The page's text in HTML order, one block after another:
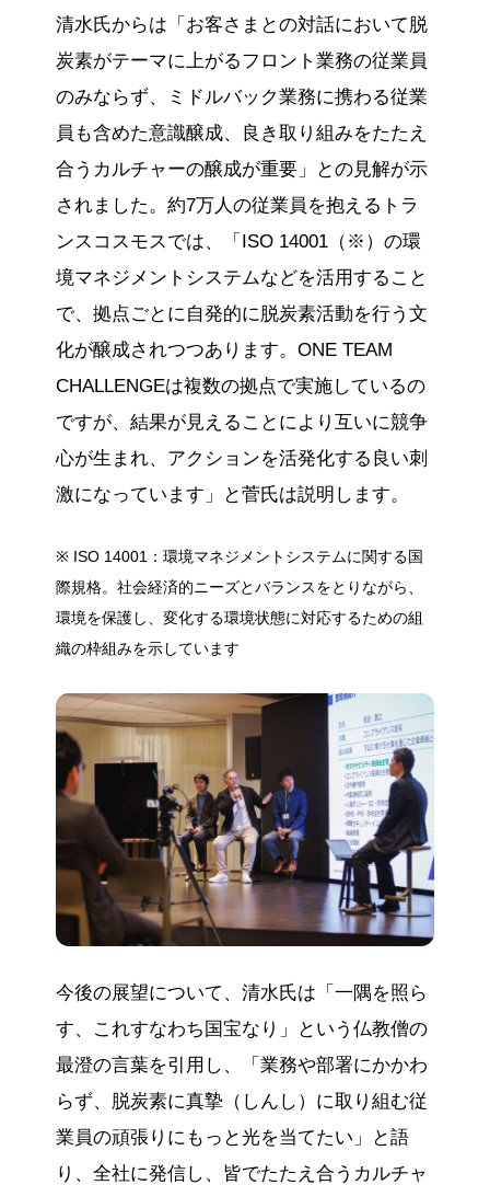
清水氏からは「お客さまとの対話において脱
炭素がテーマに上がるフロント業務の従業員
のみならず、ミドルバック業務に携わる従業
員も含めた意識醸成、良き取り組みをたたえ
合うカルチャーの醸成が重要」との見解が示
されました。約7万人の従業員を抱えるトラ
ンスコスモスでは、「ISO 14001（※）の環
境マネジメントシステムなどを活用すること
で、拠点ごとに自発的に脱炭素活動を行う文
化が醸成されつつあります。ONE TEAM
CHALLENGEは複数の拠点で実施しているの
ですが、結果が見えることにより互いに競争
心が生まれ、アクションを活発化する良い刺
激になっています」と菅氏は説明します。
※ ISO 14001：環境マネジメントシステムに関する国
際規格。社会経済的ニーズとバランスをとりながら、
環境を保護し、変化する環境状態に対応するための組
織の枠組みを示しています
今後の展望について、清水氏は「一隅を照ら
す、これすなわち国宝なり」という仏教僧の
最澄の言葉を引用し、「業務や部署にかかわ
らず、脱炭素に真摯（しんし）に取り組む従
業員の頑張りにもっと光を当てたい」と語
り、全社に発信し、皆でたたえ合うカルチャ